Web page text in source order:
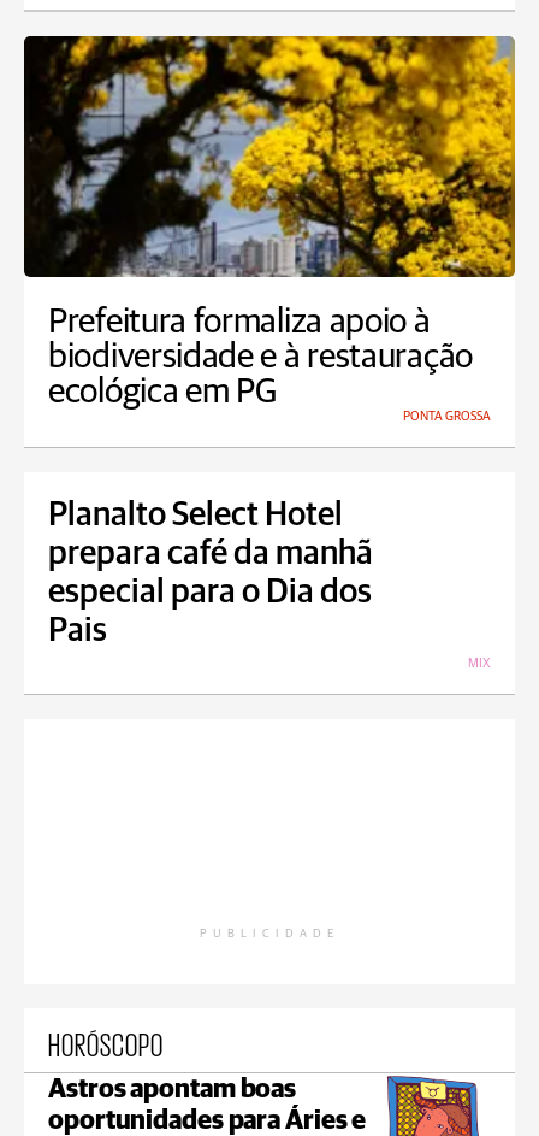
Prefeitura formaliza apoio à
biodiversidade e à restauração
ecológica em PG
PONTA GROSSA
Planalto Select Hotel
prepara café da manhã
especial para o Dia dos
Pais
MIX
PUBLICIDADE
HORÓSCOPO
Astros apontam boas
oportunidades para Áries e